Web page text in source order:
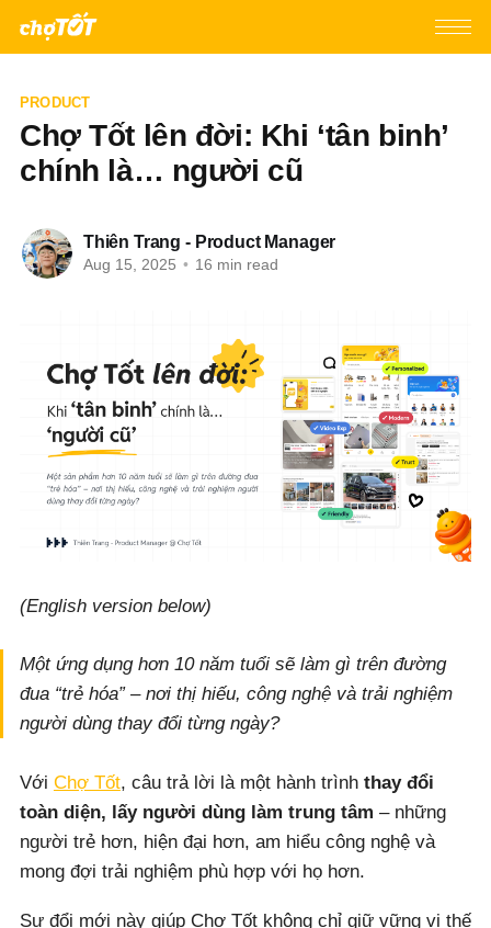
PRODUCT
Chợ Tốt lên đời: Khi ‘tân binh’
chính là… người cũ
Thiên Trang - Product Manager
Aug 15, 2025 • 16 min read
(English version below)
Một ứng dụng hơn 10 năm tuổi sẽ làm gì trên đường
đua “trẻ hóa” – nơi thị hiếu, công nghệ và trải nghiệm
người dùng thay đổi từng ngày?
Với Chợ Tốt, câu trả lời là một hành trình thay đổi
toàn diện, lấy người dùng làm trung tâm – những
người trẻ hơn, hiện đại hơn, am hiểu công nghệ và
mong đợi trải nghiệm phù hợp với họ hơn.
Sự đổi mới này giúp Chợ Tốt không chỉ giữ vững vị thế